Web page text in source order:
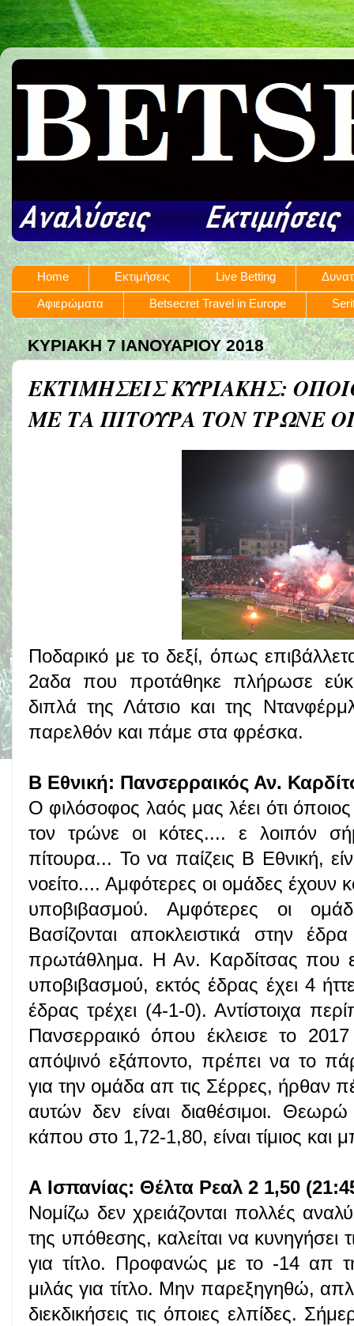
Home Εκτιμήσεις Live Betting
Αφιερώματα
Betsecret Travel in Europe
ΚΥΡΙΑΚΉ 7 ΙΑΝΟΥΑΡΊΟΥ 2018
ΕΚΤΙΜΗΣΕΙΣ ΚΥΡΙΑΚΗΣ:
ΜΕ ΤΑ ΠΙΤΟΥΡΑ ΤΟΝ ΤΡΩΝΕ
Ποδαρικό με το δεξί, όπως
2αδα που προτάθηκε πλήρωσε
διπλά της Λάτσιο και της
παρελθόν και πάμε στα φρέσκα.
Β Εθνική: Πανσερραικός Αν.
Ο φιλόσοφος λαός μας λέει ότι
τον τρώνε οι κότες.... ε λοιπόν
πίτουρα... Το να παίζεις Β Εθνική,
νοείτο.... Αμφότερες οι ομάδες έχουν
υποβιβασμού. Αμφότερες οι
Βασίζονται αποκλειστικά στην
πρωτάθλημα. Η Αν. Καρδίτσας που
υποβιβασμού, εκτός έδρας έχει 4
έδρας τρέχει (4-1-0). Αντίστοιχα
Πανσερραικό όπου έκλεισε το
απόψινό εξάποντο, πρέπει να το
για την ομάδα απ τις Σέρρες, ήρθαν
αυτών δεν είναι διαθέσιμοι.
κάπου στο 1,72-1,80, είναι τίμιος και
Α Ισπανίας: Θέλτα Ρεαλ 2 1,50
Νομίζω δεν χρειάζονται πολλές
της υπόθεσης, καλείται να κυνηγήσει
για τίτλο. Προφανώς με το -14 απ
μιλάς για τίτλο. Μην παρεξηγηθώ,
διεκδικήσεις τις όποιες ελπίδες.